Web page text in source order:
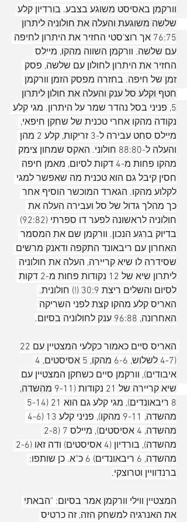
וורקמן באסיסט משוגע בצבע. בורדיון קלע
שלשה משוגעת והעלה את חולוניה ליתרון
76:75 אך רוצ'סטי החזיר את היתרון לחיפה
עם שלשה. וורקמן השווה מהקו, מיילס
החזיר את היתרון לחולון עם שלשה, פסק
זמן של חיפה. בחזרה מפסק הזמן וורקמן
חטף וקלע סל ענק והעלה את חולון ליתרון
5, פניני בסל נהדר שמר על היתרון. מגי קלע
נקודה מהקו אחרי טכנית של שחקן חיפאי,
מיילס סחט עבירה ל-3 זריקות, קלע 2 מהן
והעלה ל-88:80 חולוני. האקס שמחון צימק
מהקו פחות מ-4 דקות לסיום, מאמן חיפה
חסין קיבל גם הוא טכנית מה שאפשר למגי
לקלוע מהקו. הגארד המוכשר הוסיף אחר
כך מהלך גדול של סל ועבירה העלה את
חולוניה לראשונה לפער דו ספרתי (92:82)
בדיוק ברגע הנכון. וורקמן שם את המסמר
האחרון עם ריבאונד התקפה ודאנק מרשים
שסידרה לו שיא קריירה, העלה את חולוניה
ליתרון שיא של 12 נקודות פחות מ-2 דקות
לסיום והשלים ריצת 30:9 (!) חולונית.
האריס קלע מהקו קצת לפני השריקה
האחרונה, 96:88 ענק לחולוניה בסיום.
איבודים), וורקמן סיים כשחקן המצטיין עם
שיא קריירה של 21 נקודות (9-11 מהשדה,
מהשדה, 6 ריבאונדים) 6 כ"א. כן שותפו:
ברנדוויין וטרוצקי.
המצטיין ווילי וורקמן אמר בסיום: "הבאתי
את האנרגיה למשחק הזה, זה כרטיס